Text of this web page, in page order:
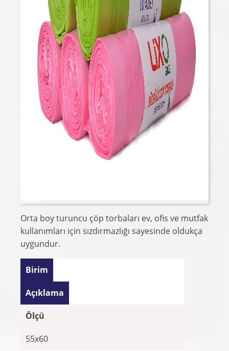
Orta boy turuncu çöp torbaları ev, ofis ve mutfak
kullanımları için sızdırmazlığı sayesinde oldukça
uygundur.
Birim
Açıklama
Ölçü
55x60